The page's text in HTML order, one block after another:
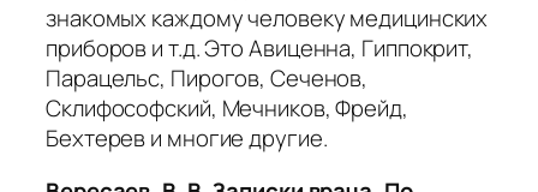
знакомых каждому человеку медицинских
приборов и т.д.Это Авиценна, Гиппокрит,
Парацельс, Пирогов, Сеченов,
Склифософский, Мечников, Фрейд,
Бехтерев и многие другие.